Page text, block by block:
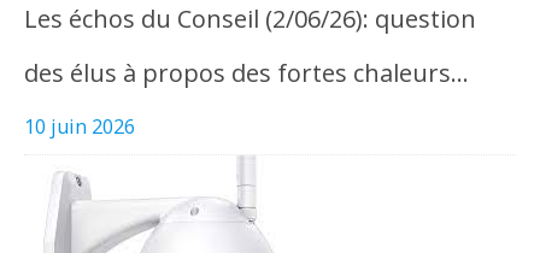
Les échos du Conseil (2/06/26): question
des élus à propos des fortes chaleurs…
10 juin 2026